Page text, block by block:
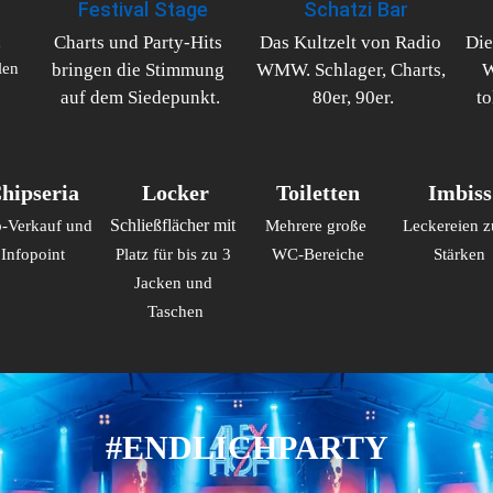
wäre diese
was
&
Saison
2026 war
🚀🖤
#karpatenfinale #juliansommer
#noelholler
Festival Stage
Charts und Party-Hits
bringen die Stimmung
auf dem Siedepunkt.
Schatzi Bar
Das Kultzelt von Radio
WMW. Schlager, Charts,
80er, 90er.
Verkauf und
Infopoint
Locker
Platz für bis zu 3
Jacken und
Taschen
Toiletten
Mehrere große
WC-Bereiche
Imbiss
Leckereien
Stärken
#ENDLICHPARTY